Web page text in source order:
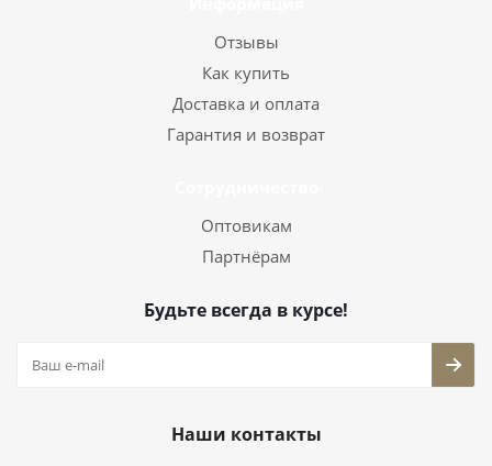
Отзывы
Как купить
Доставка и оплата
Гарантия и возврат
Оптовикам
Партнёрам
Будьте всегда в курсе!
Наши контакты